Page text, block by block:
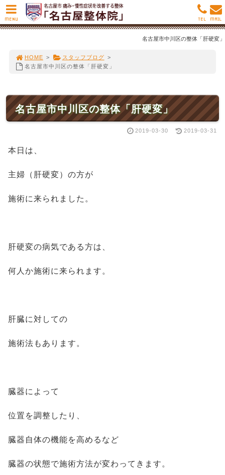
名古屋市中川区の整体「肝硬変」
HOME > スタッフブログ >
名古屋市中川区の整体「肝硬変」
名古屋市中川区の整体「肝硬変」
2019-03-30 2019-03-31
本日は、
主婦（肝硬変）の方が
施術に来られました。
肝硬変の病気である方は、
何人か施術に来られます。
肝臓に対しての
施術法もあります。
臓器によって
位置を調整したり、
臓器自体の機能を高めるなど
臓器の状態で施術方法が変わってきます。
MENU MAIL
TEL